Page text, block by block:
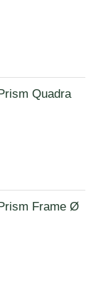
Quadra
Frame Ø